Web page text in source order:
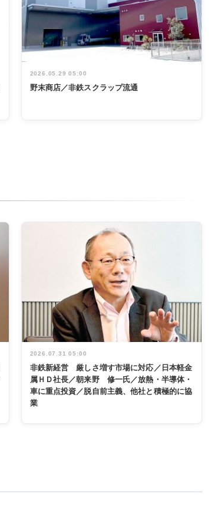
2026.05.29 05:00
野末商店／非鉄スクラップ流通
2026.07.31 05:00
非鉄新経営 厳しさ増す市場に対応／日本軽金
属ＨＤ社長／朝来野 修一氏／放熱・半導体・
車に重点投資／脱自前主義、他社と積極的に協
業